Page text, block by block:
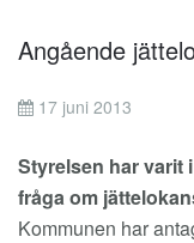
Angående
17 juni 2013
Styrelsen har varit
fråga om
Kommunen har